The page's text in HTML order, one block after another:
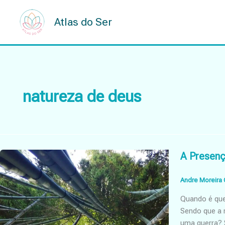
content
Atlas do Ser
natureza de deus
A
Andre Moreira
Quando é
Sendo que
uma